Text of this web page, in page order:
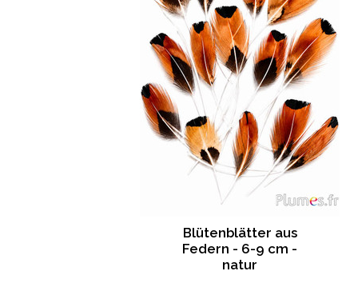
Blütenblätter aus
Federn - 6-9 cm -
natur